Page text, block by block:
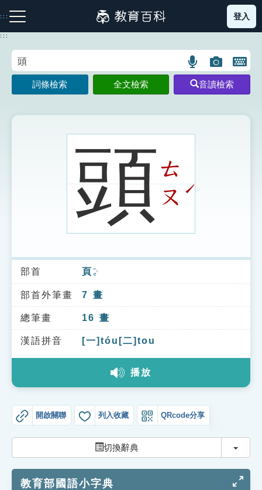
到
主
:::
注音索引圖示 筆畫索引圖示 部首索引表圖示
索引選單
知識索引
單字索引
生命大百科索引
教學應用
貓頭鷹博士
登入
:::
語
言
搜
示
圖
片
搜
開
鍵
圖
詞條檢索 全文檢索 音讀檢索
頭ㄊ
ㄡˊ
部首 頁 ㄧㄝˋ
部首外筆畫 7 畫
總筆畫 16 畫
漢語拼音 [一]tóu[二]tou
播放
開啟關聯 列入收藏 QRcode分享
切換辭典 切換
教育部國語小字典